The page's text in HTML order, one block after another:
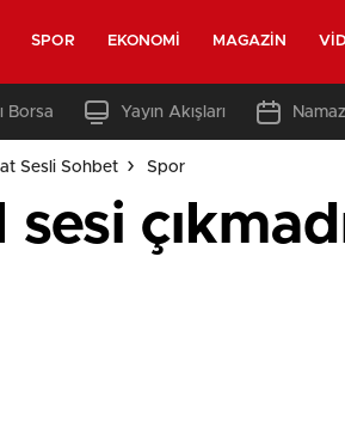
SPOR EKONOMI MAGAZIN
Borsa Yayın Akışları
Sesli Sohbet Spor